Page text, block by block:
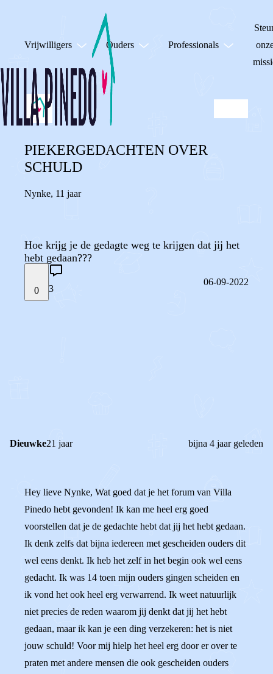
Vrijwilligers Ouders Professionals
PIEKERGEDACHTEN OVER
SCHULD
Nynke, 11 jaar
Hoe krijg je de gedagte weg te krijgen dat jij het
hebt gedaan???
0 3
06-09-2022
Dieuwke21 jaar bijna 4 jaar geleden
Hey lieve Nynke, Wat goed dat je het forum van Villa
Pinedo hebt gevonden! Ik kan me heel erg goed
voorstellen dat je de gedachte hebt dat jij het hebt gedaan.
Ik denk zelfs dat bijna iedereen met gescheiden ouders dit
wel eens denkt. Ik heb het zelf in het begin ook wel eens
gedacht. Ik was 14 toen mijn ouders gingen scheiden en
ik vond het ook heel erg verwarrend. Ik weet natuurlijk
niet precies de reden waarom jij denkt dat jij het hebt
gedaan, maar ik kan je een ding verzekeren: het is niet
jouw schuld! Voor mij hielp het heel erg door er over te
praten met andere mensen die ook gescheiden ouders